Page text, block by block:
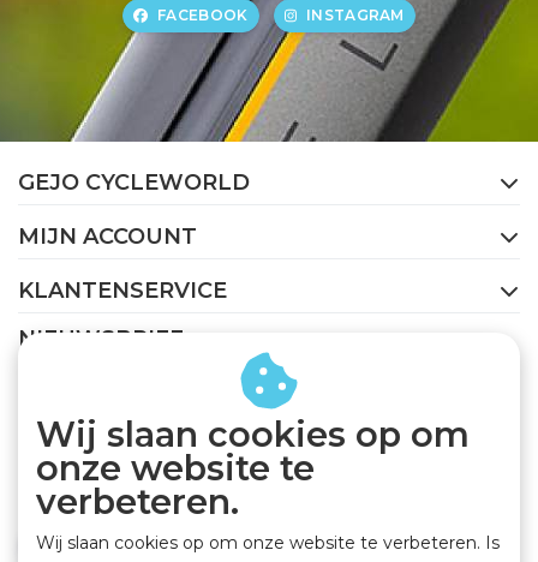
FACEBOOK INSTAGRAM
GEJO CYCLEWORLD
MIJN ACCOUNT
KLANTENSERVICE
NIEUWSBRIEF
Abonneer je op onze nieuwsbrief om op de hoogte te
ABONNEER
Wij slaan cookies op om
onze website te
verbeteren.
Wij slaan cookies op om onze website te verbeteren. Is